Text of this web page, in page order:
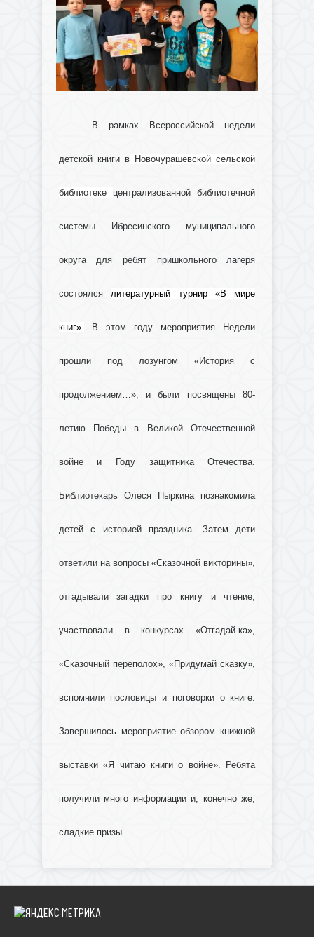
В рамках Всероссийской недели
детской книги в Новочурашевской сельской
библиотеке централизованной библиотечной
системы Ибресинского муниципального
округа для ребят пришкольного лагеря
состоялся литературный турнир «В мире
книг». В этом году мероприятия Недели
прошли под лозунгом «История с
продолжением…», и были посвящены 80-
летию Победы в Великой Отечественной
войне и Году защитника Отечества.
Библиотекарь Олеся Пыркина познакомила
детей с историей праздника. Затем дети
ответили на вопросы «Сказочной викторины»,
отгадывали загадки про книгу и чтение,
участвовали в конкурсах «Отгадай-ка»,
«Сказочный переполох», «Придумай сказку»,
вспомнили пословицы и поговорки о книге.
Завершилось мероприятие обзором книжной
выставки «Я читаю книги о войне». Ребята
получили много информации и, конечно же,
сладкие призы.